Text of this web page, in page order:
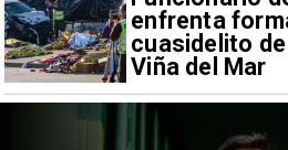
enfrenta
cuasidelito
Viña del Mar